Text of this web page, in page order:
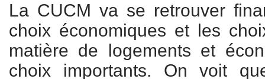
La CUCM va se retrouver
choix économiques et les
matière de logements et
choix importants. On voit